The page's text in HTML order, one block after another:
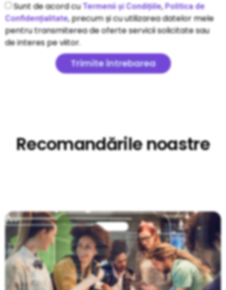
Sunt de acord cuTermenii și Condițiile,Politica de
Confidențialitate, precum și cu utilizarea datelor mele
pentru transmiterea de oferte servicii solicitate sau
de interes pe viitor.
Trimite întrebarea
Recomandările noastre